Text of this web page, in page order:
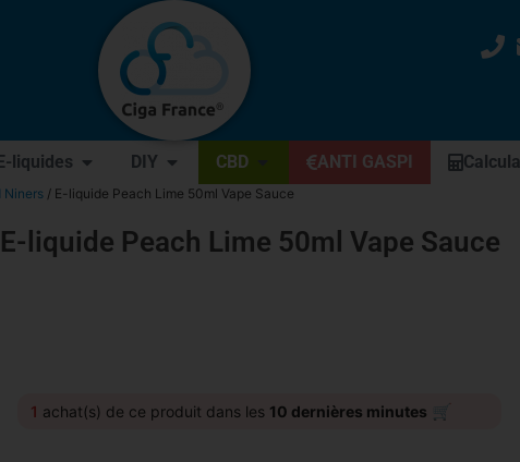
liquides DIY CBD ANTI GASPI
Niners / E-liquide Peach Lime 50ml Vape Sauce
E-liquide Peach Lime 50ml Vape Sauce
1 achat(s) de ce produit dans les 10 dernières minutes 🛒